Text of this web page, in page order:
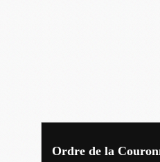
Ordre de la